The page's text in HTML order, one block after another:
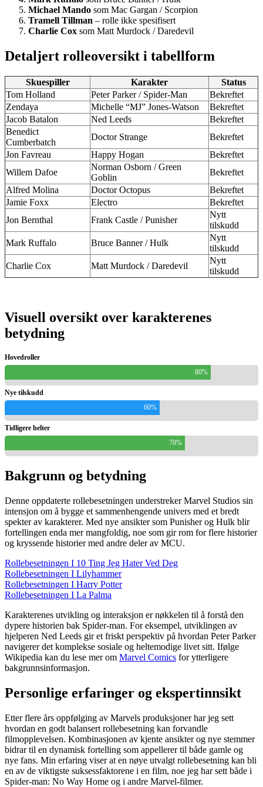
Michael Mando som Mac Gargan / Scorpion
Tramell Tillman – rolle ikke spesifisert
Charlie Cox som Matt Murdock / Daredevil
Detaljert rolleoversikt i tabellform
Skuespiller Karakter
Status
Tom Holland
Peter Parker / Spider-Man
Bekreftet
Zendaya
Michelle “MJ” Jones-Watson
Bekreftet
Jacob Batalon
Ned Leeds
Bekreftet
Benedict
Cumberbatch
Doctor Strange
Bekreftet
Jon Favreau
Happy Hogan
Bekreftet
Willem Dafoe
Norman Osborn / Green
Goblin
Bekreftet
Alfred Molina
Doctor Octopus
Bekreftet
Jamie Foxx
Electro
Bekreftet
Jon Bernthal
Frank Castle / Punisher
Nytt
tilskudd
Mark Ruffalo
Bruce Banner / Hulk
Nytt
tilskudd
Charlie Cox
Matt Murdock / Daredevil
Nytt
tilskudd
Visuell oversikt over karakterenes
betydning
Hovedroller
80%
Nye tilskudd
60%
Tidligere helter
70%
Bakgrunn og betydning
Denne oppdaterte rollebesetningen understreker Marvel Studios sin
intensjon om å bygge et sammenhengende univers med et bredt
spekter av karakterer. Med nye ansikter som Punisher og Hulk blir
fortellingen enda mer mangfoldig, noe som gir rom for flere historier
og kryssende historier med andre deler av MCU.
Rollebesetningen I 10 Ting Jeg Hater Ved Deg
Rollebesetningen I Lilyhammer
Rollebesetningen I Harry Potter
Rollebesetningen I La Palma
Karakterenes utvikling og interaksjon er nøkkelen til å forstå den
dypere historien bak Spider-man. For eksempel, utviklingen av
hjelperen Ned Leeds gir et friskt perspektiv på hvordan Peter Parker
navigerer det komplekse sosiale og heltemodige livet sitt. Ifølge
Wikipedia kan du lese mer om Marvel Comics for ytterligere
bakgrunnsinformasjon.
Personlige erfaringer og ekspertinnsikt
Etter flere års oppfølging av Marvels produksjoner har jeg sett
hvordan en godt balansert rollebesetning kan forvandle
filmopplevelsen. Kombinasjonen av kjente ansikter og nye stemmer
bidrar til en dynamisk fortelling som appellerer til både gamle og
nye fans. Min erfaring viser at en nøye utvalgt rollebesetning kan bli
en av de viktigste suksessfaktorene i en film, noe jeg har sett både i
Spider-man: No Way Home og i andre Marvel-filmer.